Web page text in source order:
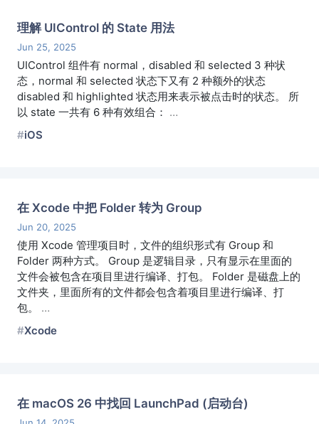
理解 UIControl 的 State 用法
Jun 25, 2025
UIControl 组件有 normal，disabled 和 selected 3 种状
态，normal 和 selected 状态下又有 2 种额外的状态
disabled 和 highlighted 状态用来表示被点击时的状态。 所
以 state 一共有 6 种有效组合： …
iOS
在 Xcode 中把 Folder 转为 Group
Jun 20, 2025
使用 Xcode 管理项目时，文件的组织形式有 Group 和
Folder 两种方式。 Group 是逻辑目录，只有显示在里面的
文件会被包含在项目里进行编译、打包。 Folder 是磁盘上的
文件夹，里面所有的文件都会包含着项目里进行编译、打
包。 …
Xcode
在 macOS 26 中找回 LaunchPad (启动台)